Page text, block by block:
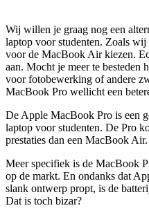
Wij willen je graag nog een
laptop voor studenten. Zoals wij
voor de MacBook Air kiezen.
aan. Mocht je meer te
voor fotobewerking of andere
MacBook Pro wellicht een
De Apple MacBook Pro is een
laptop voor studenten. De Pro
prestaties dan een MacBook Air.
Meer specifiek is de MacBook
op de markt. En ondanks dat
slank ontwerp propt, is de
Dat is toch bizar?